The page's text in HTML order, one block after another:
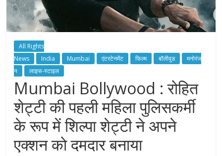
All Rights
News
India Mumbai एंटरटेनमेंट फिल्म बॉलीवुड
मनोरंज
न
लाइफ-स्टाइल
Mumbai Bollywood : रोहित
शेट्टी की पहली महिला पुलिसकर्मी
के रूप में शिल्पा शेट्टी ने अपने
एक्शन को दमदार बनाया